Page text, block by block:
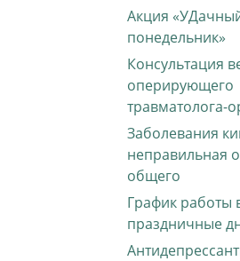
Акция
понедельник»
Консультация
оперирующего
травматолога-
Заболевания
неправильная
общего
График работы
праздничные